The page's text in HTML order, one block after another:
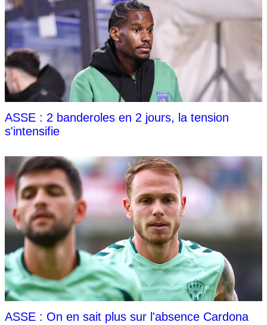
ASSE : 2 banderoles en 2 jours, la tension
s'intensifie
ASSE : On en sait plus sur l'absence Cardona